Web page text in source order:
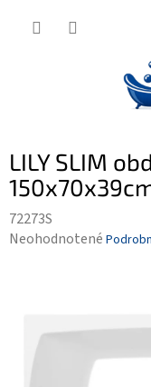
LILY SLIM
72273S
Priemerné
Neohodnotené